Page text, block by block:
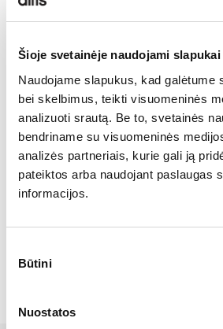
Šioje svetainėje naudojami slapukai
Naudojame slapukus, kad galėtume
bei skelbimus, teikti visuomeninės
analizuoti srautą. Be to, svetainės
bendriname su visuomeninės
analizės partneriais, kurie gali ją
pateiktos arba naudojant paslaugas
informacijos.
pasirinkimas
Būtini
Nuostatos
APIE MUS
KONTAKTI
Motora jauda
Ekspluatācijas masa
Pārkraušanas ekskavators